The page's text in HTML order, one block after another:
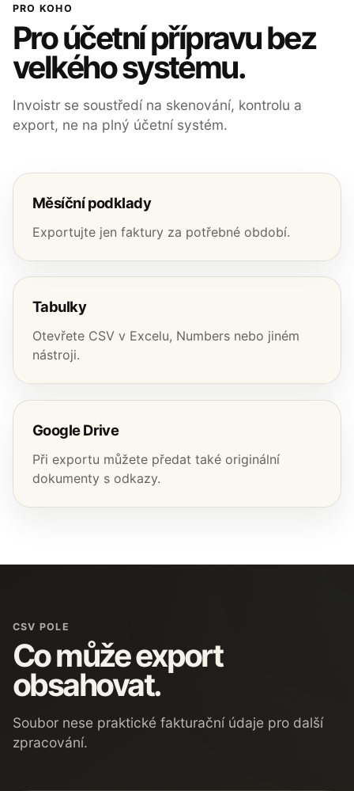
PRO KOHO
Pro účetní přípravu bez
velkého systému.
Invoistr se soustředí na skenování, kontrolu a
export, ne na plný účetní systém.
Měsíční podklady
Exportujte jen faktury za potřebné období.
Tabulky
Otevřete CSV v Excelu, Numbers nebo jiném
nástroji.
Google Drive
Při exportu můžete předat také originální
dokumenty s odkazy.
CSV POLE
Co může export
obsahovat.
Soubor nese praktické fakturační údaje pro další
zpracování.